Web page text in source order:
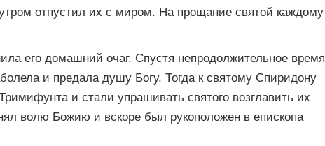
отпустил их с миром. На прощание святой каждому
его домашний очаг. Спустя непродолжительное время
и предала душу Богу. Тогда к святому Спиридону
и стали упрашивать святого возглавить их
волю Божию и вскоре был рукоположен в епископа